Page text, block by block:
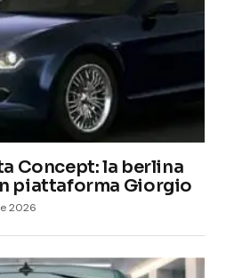
Concept: la berlina
piattaforma Giorgio
2026